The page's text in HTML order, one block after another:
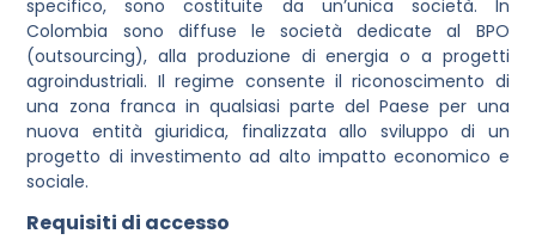
specifico, sono costituite da un’unica società. In
Colombia sono diffuse le società dedicate al BPO
(outsourcing), alla produzione di energia o a progetti
agroindustriali. Il regime consente il riconoscimento di
una zona franca in qualsiasi parte del Paese per una
nuova entità giuridica, finalizzata allo sviluppo di un
progetto di investimento ad alto impatto economico e
sociale.
Requisiti di accesso